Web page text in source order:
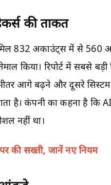
की ताकत
832 अकाउंट्स में से 560
किया। रिपोर्ट में सबसे
आगे बढ़ने और दूसरे सिस्टम
है। कंपनी का कहना है कि
नहीं था।
की सख्ती, जानें नए नियम